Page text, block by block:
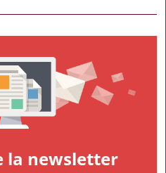
la newsletter